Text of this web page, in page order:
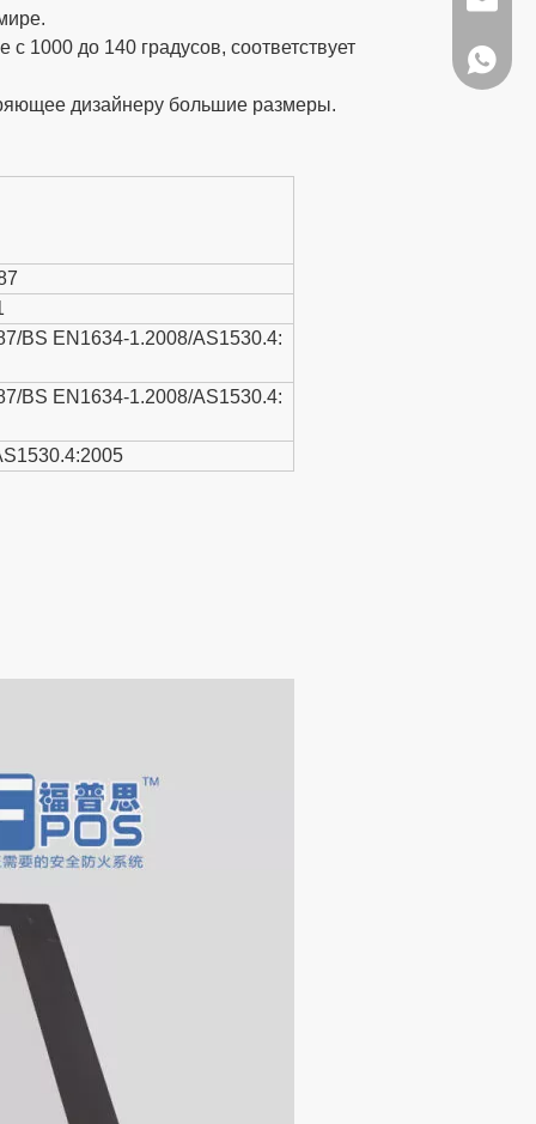
1000 до 140 градусов, соответствует
дизайнеру большие размеры.
BS EN1634-1.2008/AS1530.4:
BS EN1634-1.2008/AS1530.4:
+86-